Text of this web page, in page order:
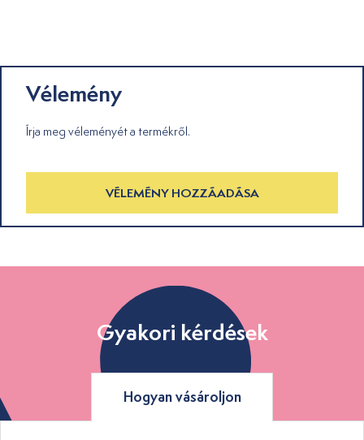
Vélemény
Írja meg véleményét a termékről.
VÉLEMÉNY HOZZÁADÁSA
Gyakori kérdések
Hogyan vásároljon